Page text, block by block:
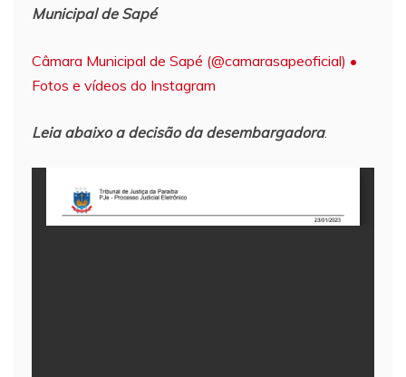
Municipal de Sapé
Câmara Municipal de Sapé (@camarasapeoficial) •
Fotos e vídeos do Instagram
Leia abaixo a decisão da desembargadora.